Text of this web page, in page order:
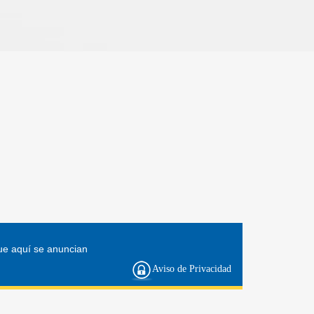
aquí se anuncian
Aviso de Privacidad